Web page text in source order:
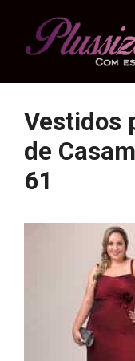
Vestidos
de
61